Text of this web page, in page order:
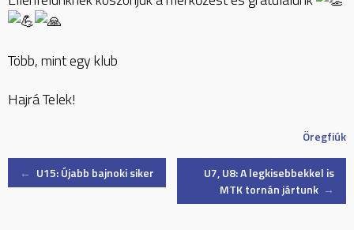
Több, mint egy klub
Hajrá Telek!
Öregfiúk
Post
← U15: Újabb bajnoki siker
U7, U8: A legkisebbekkel is
MTK tornán jártunk →